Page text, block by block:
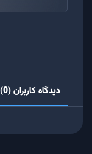
دیدگاه کاربران (0)